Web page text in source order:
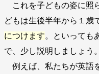
これを子どもの姿に照
どもは生後半年から１歳
につけます。といっても
で、少し説明しましょう。
例えば、私たちが英語